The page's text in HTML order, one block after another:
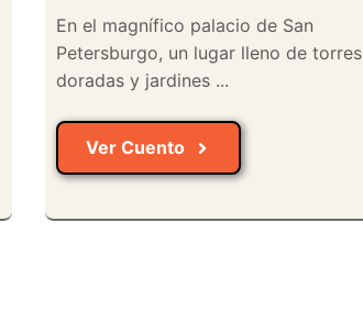
En el magnífico palacio de San
Petersburgo, un lugar lleno de torres
doradas y jardines ...
Ver Cuento